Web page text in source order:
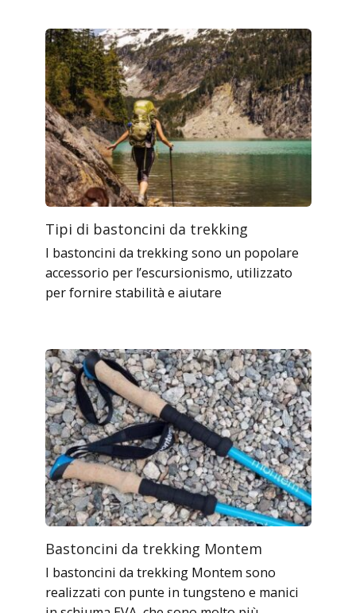
Tipi di bastoncini da trekking
I bastoncini da trekking sono un popolare
accessorio per l’escursionismo, utilizzato
per fornire stabilità e aiutare
Bastoncini da trekking Montem
I bastoncini da trekking Montem sono
realizzati con punte in tungsteno e manici